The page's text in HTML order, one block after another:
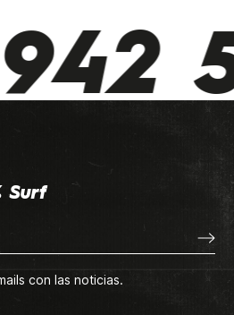
Surf
con las noticias.